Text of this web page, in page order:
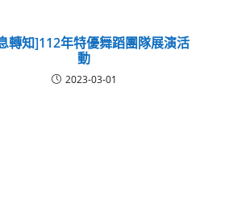
轉知]112年特優舞蹈團隊展演活
動
2023-03-01